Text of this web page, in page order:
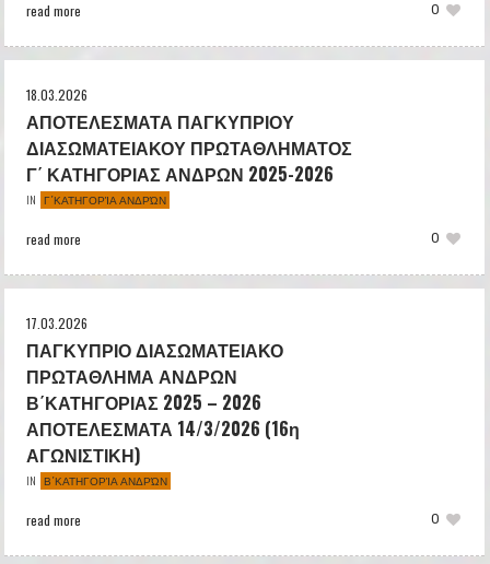
0
read more
18.03.2026
ΑΠΟΤΕΛΕΣΜΑΤΑ ΠΑΓΚΥΠΡΙΟΥ
ΔΙΑΣΩΜΑΤΕΙΑΚΟΥ ΠΡΩΤΑΘΛΗΜΑΤΟΣ
Γ΄ ΚΑΤΗΓΟΡΙΑΣ ΑΝΔΡΩΝ 2025-2026
IN Γ΄ΚΑΤΗΓΟΡΊΑ ΑΝΔΡΏΝ
0
read more
17.03.2026
ΠΑΓΚΥΠΡΙΟ ΔΙΑΣΩΜΑΤΕΙΑΚΟ
ΠΡΩΤΑΘΛΗΜΑ ΑΝΔΡΩΝ
Β΄ΚΑΤΗΓΟΡΙΑΣ 2025 – 2026
ΑΠΟΤΕΛΕΣΜΑΤΑ 14/3/2026 (16η
ΑΓΩΝΙΣΤΙΚΗ)
IN Β΄ΚΑΤΗΓΟΡΊΑ ΑΝΔΡΏΝ
0
read more